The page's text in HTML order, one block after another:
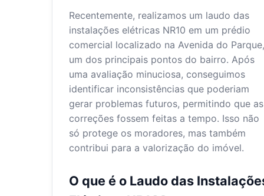
Recentemente, realizamos um laudo das
instalações elétricas NR10 em um prédio
comercial localizado na Avenida do Parque,
um dos principais pontos do bairro. Após
uma avaliação minuciosa, conseguimos
identificar inconsistências que poderiam
gerar problemas futuros, permitindo que as
correções fossem feitas a tempo. Isso não
só protege os moradores, mas também
contribui para a valorização do imóvel.
O que é o Laudo das